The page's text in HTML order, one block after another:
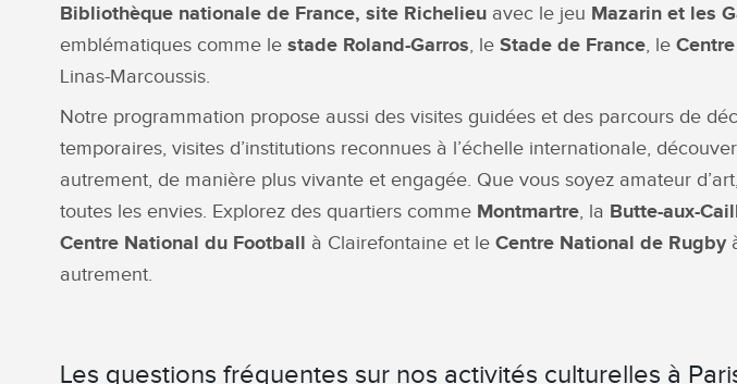
Bibliothèque nationale de France, site Richelieu avec le jeu Mazarin et les
emblématiques comme le stade Roland-Garros, le Stade de France, le
Linas-Marcoussis.
Notre programmation propose aussi des visites guidées et des parcours de
temporaires, visites d’institutions reconnues à l’échelle internationale,
autrement, de manière plus vivante et engagée. Que vous soyez amateur
toutes les envies. Explorez des quartiers comme Montmartre, la Butte-aux-
Centre National du Football à Clairefontaine et le Centre National de Rugby
autrement.
Les questions fréquentes sur nos activités culturelles à